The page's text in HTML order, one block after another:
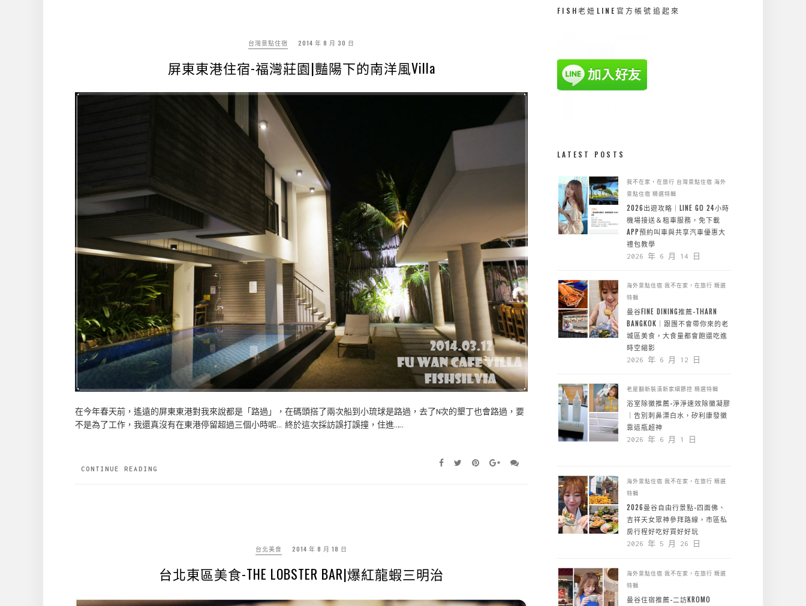
台灣景點住宿 2014 年 8 月 30 日
屏東東港住宿-福灣莊園|豔陽下的南洋風Villa
在今年春天前，遙遠的屏東東港對我來說都是「路過」，在碼頭搭了兩次船到小琉球是路過，去了N次的墾丁也會路過，要
不是為了工作，我還真沒有在東港停留超過三個小時呢… 終於這次採訪誤打誤撞，住進……
CONTINUE READING
台北美食 2014 年 8 月 18 日
台北東區美食-THE LOBSTER BAR|爆紅龍蝦三明治
FISH老妞LINE官方帳號追起來
LATEST POSTS
我不在家，在旅行 台灣景點住宿 海外
景點住宿 精選特輯
2026出遊攻略｜LINE GO 24小時
機場接送＆租車服務，免下載
APP預約叫車與共享汽車優惠大
禮包教學
2026 年 6 月 14 日
海外景點住宿 我不在家，在旅行 精選
特輯
曼谷FINE DINING推薦-THARN
BANGKOK｜跟團不會帶你來的老
城區美食，大食量都會飽還吃進
時空縮影
2026 年 6 月 12 日
老屋翻新裝潢新家細節控 精選特輯
浴室除黴推薦-淨淨速效除黴凝膠
｜告別刺鼻漂白水，矽利康發黴
靠這瓶超神
2026 年 6 月 1 日
海外景點住宿 我不在家，在旅行 精選
特輯
2026曼谷自由行景點-四面佛、
吉祥天女眾神參拜路線，市區私
房行程好吃好買好好玩
2026 年 5 月 26 日
海外景點住宿 我不在家，在旅行 精選
特輯
曼谷住宿推薦-二訪KROMO